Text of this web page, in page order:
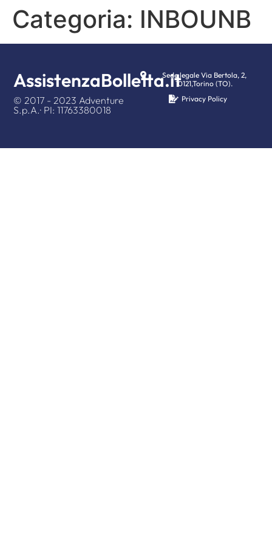
Categoria: INBOUNB
AssistenzaBolletta.it
© 2017 - 2023 Adventure
S.p.A.· PI: 11763380018
Sede legale Via Bertola, 2,
10121,Torino (TO).
Privacy Policy